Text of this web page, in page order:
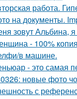
работа.
на документы.
зовут Альбина,
- 100% копия
в машине.
- это самая
новые фото
с